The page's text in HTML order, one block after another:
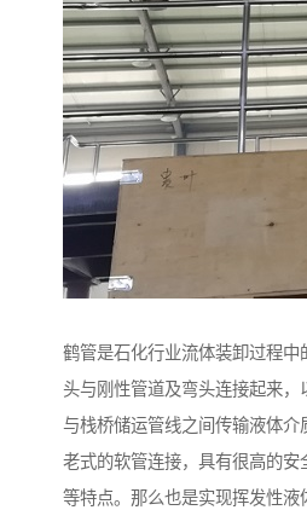
鹤管是石化行业流体装卸过程中
头与刚性管道及弯头连接起来，
与栈桥储运管线之间传输液体介
老式的软管连接，具有很高的安
等特点。那么也是实现挥发性液